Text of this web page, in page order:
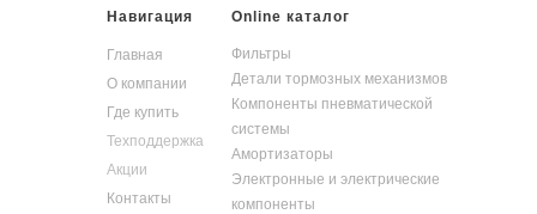
Online каталог
Навигация
Главная
О компании
Где купить
Техподдержка
Акции
Контакты
Фильтры
Детали тормозных механизмов
Компоненты пневматической
системы
Амортизаторы
Электронные и электрические
компоненты